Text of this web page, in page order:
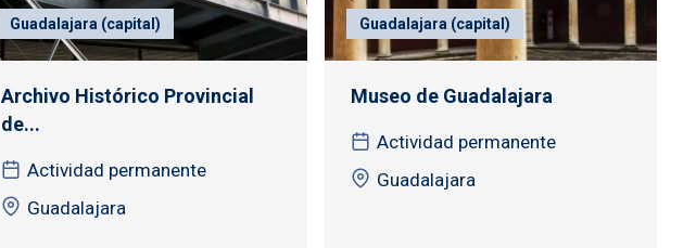
Guadalajara (capital)
Archivo Histórico Provincial
de...
Actividad permanente
Guadalajara
Guadalajara (capital)
Museo de Guadalajara
Actividad permanente
Guadalajara